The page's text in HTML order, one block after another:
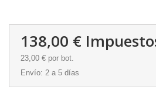
138,00 €
23,00 € por bot.
Envío: 2 a 5 días